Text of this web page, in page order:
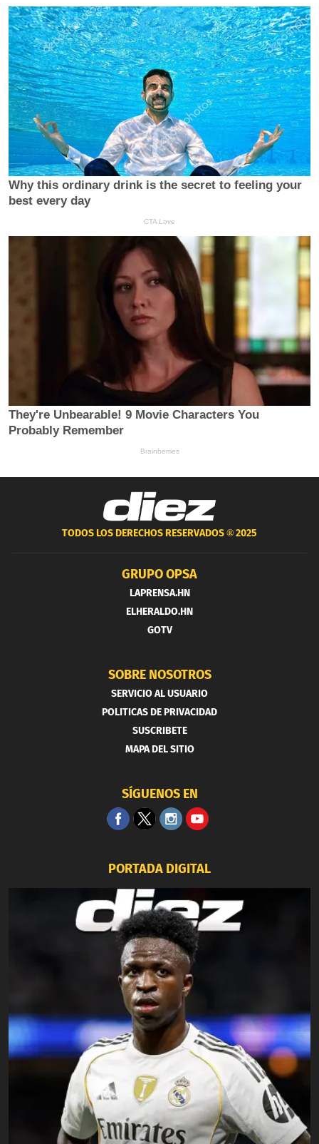
TODOS LOS DERECHOS RESERVADOS ®2025
GRUPO OPSA
LAPRENSA.HN
ELHERALDO.HN
GOTV
SOBRE NOSOTROS
SERVICIO AL USUARIO
POLITICAS DE PRIVACIDAD
SUSCRIBETE
MAPA DEL SITIO
SÍGUENOS EN
PORTADA DIGITAL